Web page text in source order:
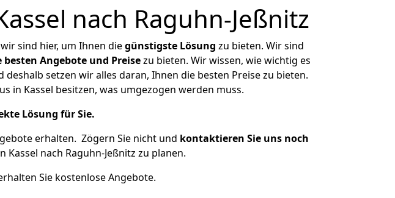
nach Raguhn-Jeßnitz
sind hier, um Ihnen diegünstigste Lösung zu bieten. Wir sind
besten Angebote und Preisezu bieten. Wir wissen, wie wichtig es
setzen wir alles daran, Ihnen die besten Preise zu bieten.
in Kassel besitzen, was umgezogen werden muss.
Lösung für Sie.
erhalten. Zögern Sie nicht und kontaktieren Sie uns noch
nach Raguhn-Jeßnitz zu planen.
Sie kostenlose Angebote.